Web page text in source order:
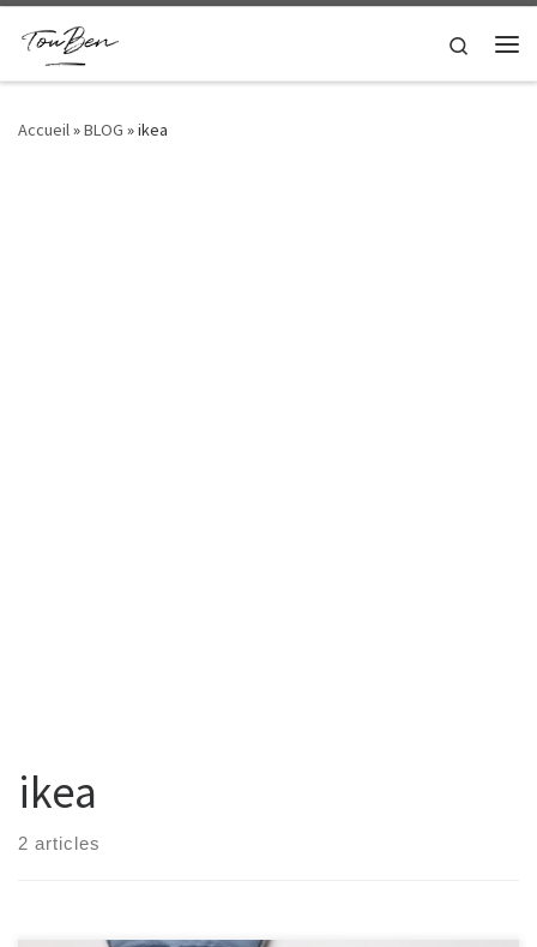
Passer au contenu
Search
Accueil»BLOG »ikea
ikea
2 articles